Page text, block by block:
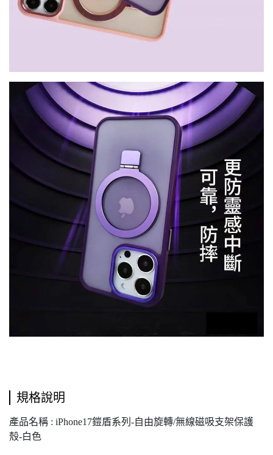
規格說明
產品名稱 : iPhone17鎧盾系列-自由旋轉/無線磁吸支架保護
殼-白色